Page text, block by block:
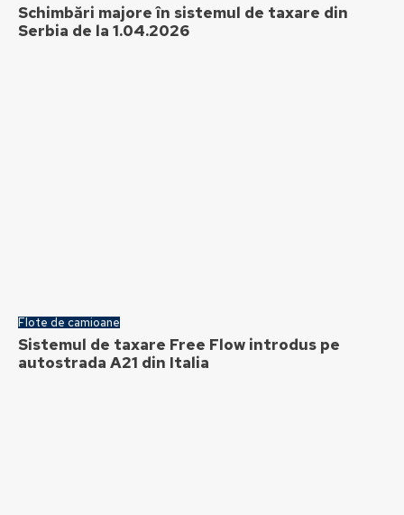
Schimbări majore în sistemul de taxare din
Serbia de la 1.04.2026
Flote de camioane
Sistemul de taxare Free Flow introdus pe
autostrada A21 din Italia